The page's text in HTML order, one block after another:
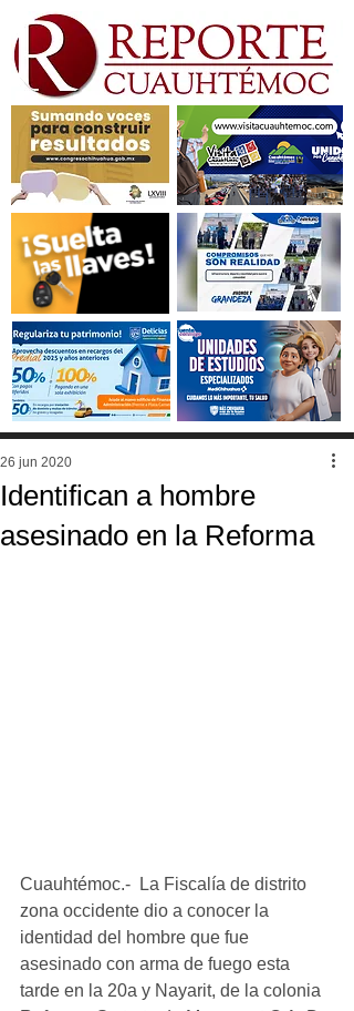
Identifican a hombre
asesinado en la Reforma
26 jun 2020
Cuauhtémoc.-  La Fiscalía de distrito
zona occidente dio a conocer la
identidad del hombre que fue
asesinado con arma de fuego esta
tarde en la 20a y Nayarit, de la colonia